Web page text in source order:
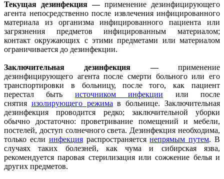
Текущая дезинфекция— применение дезинфицирующего
агента непосредственно после извлечения инфицированного
материала из организма инфицированного пациента или
загрязнения предметов инфицированным материалом;
контакт окружающих с этими предметами или материалом
ограничивается до дезинфекции.
Заключительная дезинфекция —применение
дезинфицирующего агента после смерти больного или его
транспортировки в больницу, после того, как пациент
перестал быть источником инфекции или после
снятия изолирующего режима в больнице. Заключительная
дезинфекция проводится редко; заключительной уборки
обычно достаточно: проветривание помещений и мебели,
постелей, доступ солнечного света. Дезинфекция необходима,
только если инфекцияраспространяетсянепрямым путем. В
случаях таких болезней, как чума и сибирская язва,
рекомендуется паровая стерилизация или сожжение белья и
других предметов.